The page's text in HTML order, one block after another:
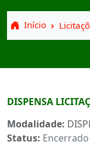
Início
DISPENSA
Modalidade:
Status: Encerrado